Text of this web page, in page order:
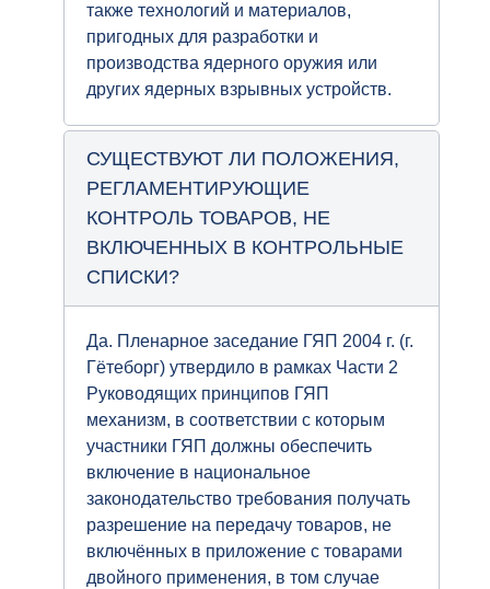
также технологий и материалов,
пригодных для разработки и
производства ядерного оружия или
других ядерных взрывных устройств.
СУЩЕСТВУЮТ ЛИ ПОЛОЖЕНИЯ,
РЕГЛАМЕНТИРУЮЩИЕ
КОНТРОЛЬ ТОВАРОВ, НЕ
ВКЛЮЧЕННЫХ В КОНТРОЛЬНЫЕ
СПИСКИ?
Да. Пленарное заседание ГЯП 2004 г. (г.
Гётеборг) утвердило в рамках Части 2
Руководящих принципов ГЯП
механизм, в соответствии с которым
участники ГЯП должны обеспечить
включение в национальное
законодательство требования получать
разрешение на передачу товаров, не
включённых в приложение с товарами
двойного применения, в том случае